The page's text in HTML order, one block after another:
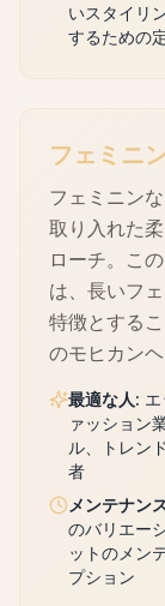
いスタイリ
するための
フェミニ
フェミニン
取り入れた
ローチ。こ
は、長いフ
特徴とする
のモヒカンヘ
最適な人:
ァッション
ル、トレン
者
メンテナン
のバリエー
ットのメン
プション